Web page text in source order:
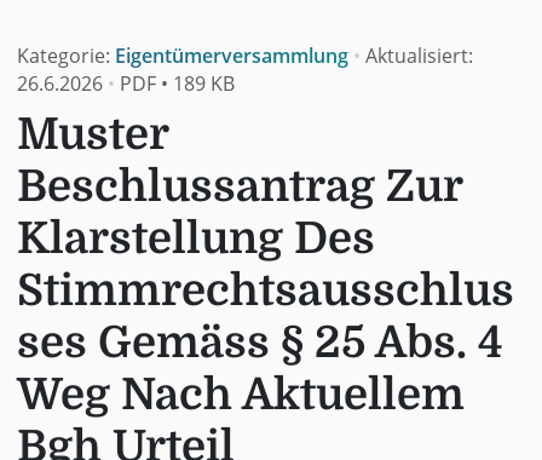
Kategorie: Eigentümerversammlung• Aktualisiert:
26.6.2026• PDF• 189 KB
Muster
Beschlussantrag Zur
Klarstellung Des
Stimmrechtsausschlus
ses Gemäss § 25 Abs. 4
Weg Nach Aktuellem
Bgh Urteil